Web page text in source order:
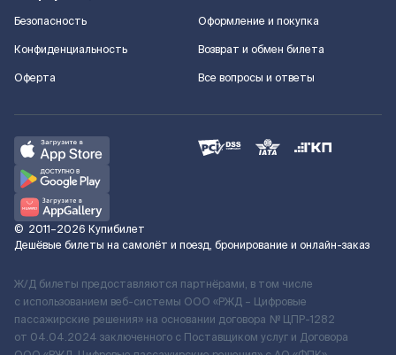
Безопасность
Конфиденциальность
Оферта
Оформление и покупка
Возврат и обмен билета
Все вопросы и ответы
© 2011–2026 Купибилет
Дешёвые билеты на самолёт и поезд, бронирование и онлайн-заказ
Ж/Д билеты предоставляются партнёрами, в том числе
с использованием веб-системы ООО «РЖД – Цифровые
пассажирские решения» на основании договора № ЦПР-1282
от 04.04.2024 заключенного с Поставщиком услуг и Договора